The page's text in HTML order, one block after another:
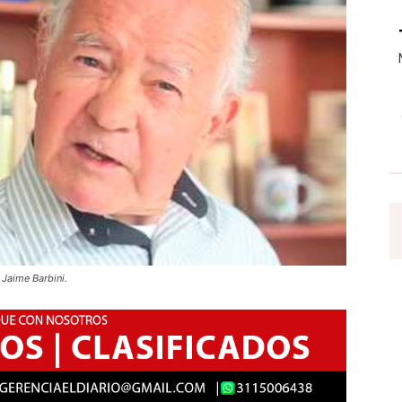
Barbini.